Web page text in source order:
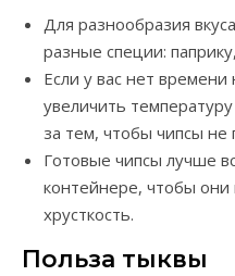
Для разнообразия
разные специи:
Если у вас нет
увеличить
за тем, чтобы чипсы не
Готовые чипсы лучше
контейнере, чтобы они
хрусткость.
Польза тыквы